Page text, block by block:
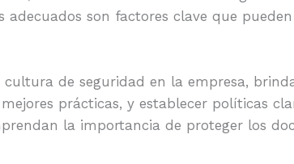
adecuados son factores clave que
de seguridad en la empresa,
prácticas, y establecer políticas
la importancia de proteger los